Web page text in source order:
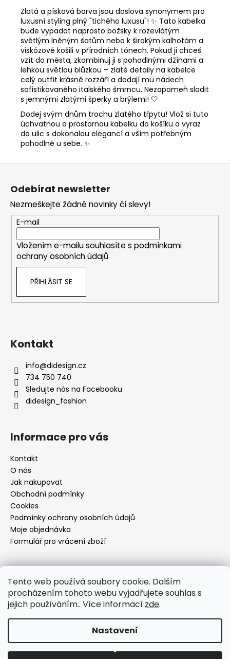
Tento web používá soubory cookie. Dalším
procházením tohoto webu vyjadřujete souhlas s
jejich používáním.. Více informací zde.
Nastavení
Zlatá a písková barva jsou doslova synonymem pro
luxusní styling plný "tichého luxusu"! ✨ Tato kabelka
bude vypadat naprosto božsky k rozevlátým
světlým lněným šatům nebo k širokým kalhotám a
viskózové košili v přírodních tónech. Pokud ji chceš
vzít do města, zkombinuj ji s pohodlnými džínami a
lehkou světlou blůzkou – zlaté detaily na kabelce
celý outfit krásně rozzáří a dodají mu nádech
sofistikovaného italského šmrncu. Nezapomeň sladit
s jemnými zlatými šperky a brýlemi! 🤍
Dodej svým dnům trochu zlatého třpytu! Vlož si tuto
úchvatnou a prostornou kabelku do košíku a vyraz
do ulic s dokonalou elegancí a vším potřebným
pohodlně u sebe. ✨
Z
Odebírat newsletter
Nezmeškejte žádné novinky či slevy!
E-mail
Vložením e-mailu souhlasíte s podmínkami
ochrany osobních údajů
PŘIHLÁSIT SE
Kontakt
info@didesign.cz
734 750 740
Sledujte nás na Facebooku
didesign_fashion
Informace pro vás
Kontakt
O nás
Jak nakupovat
Obchodní podmínky
Cookies
Podmínky ochrany osobních údajů
Moje objednávka
Formulář pro vrácení zboží
Přijímáme online platby
Copyright 2026Dí design. Všechna práva vyhrazena.